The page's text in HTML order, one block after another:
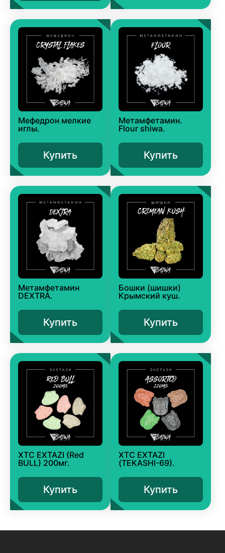
Мефедрон мелкие
иглы.
Купить
Метамфетамин.
Flour shiwa.
Купить
Метамфетамин
DEXTRA.
Купить
Бошки (шишки)
Крымский куш.
Купить
XTC EXTAZI (Red
BULL) 200мг.
Купить
XTC EXTAZI
(TEKASHI-69).
Купить